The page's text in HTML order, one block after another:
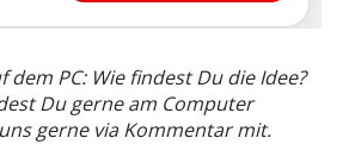
PC: Wie findest Du die Idee?
Du gerne am Computer
gerne via Kommentar mit.